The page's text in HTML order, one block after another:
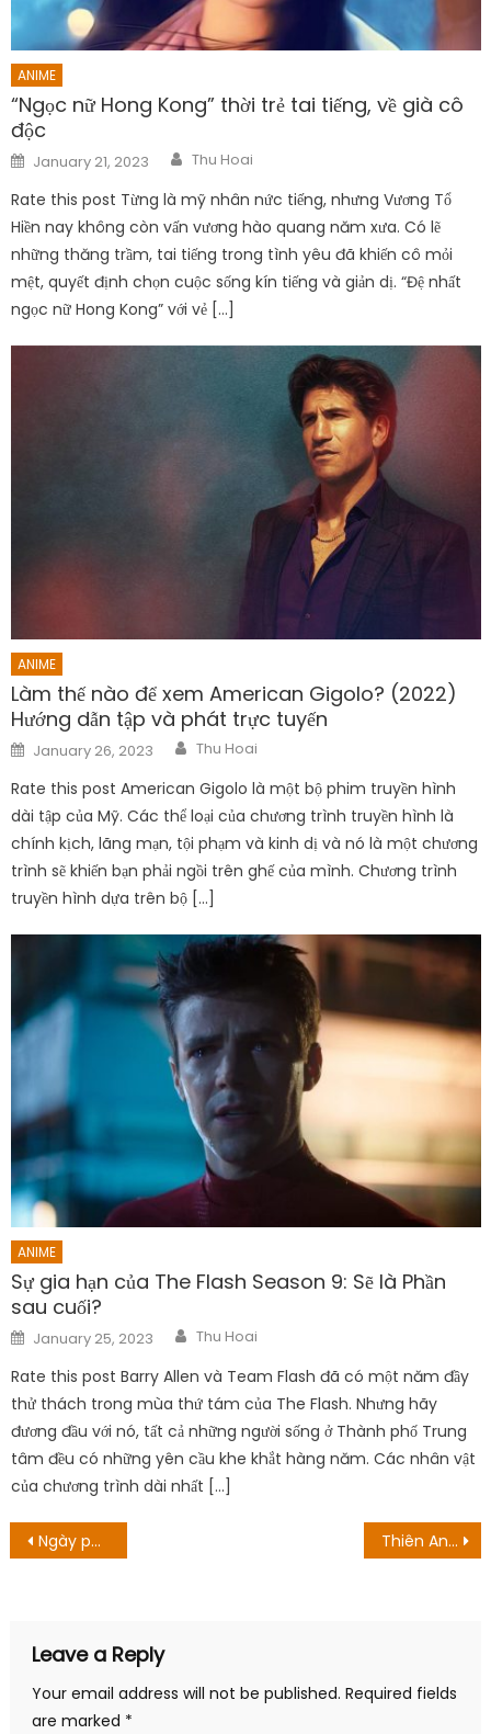
ANIME
“Ngọc nữ Hong Kong” thời trẻ tai tiếng, về già cô
độc
Posted
on
January 21, 2023 Author
Thu Hoai
Rate this post Từng là mỹ nhân nức tiếng, nhưng Vương Tổ
Hiền nay không còn vấn vương hào quang năm xưa. Có lẽ
những thăng trầm, tai tiếng trong tình yêu đã khiến cô mỏi
mệt, quyết định chọn cuộc sống kín tiếng và giản dị. “Đệ nhất
ngọc nữ Hong Kong” với vẻ […]
ANIME
Làm thế nào để xem American Gigolo? (2022)
Hướng dẫn tập và phát trực tuyến
Posted
on
January 26, 2023 Author
Thu Hoai
Rate this post American Gigolo là một bộ phim truyền hình
dài tập của Mỹ. Các thể loại của chương trình truyền hình là
chính kịch, lãng mạn, tội phạm và kinh dị và nó là một chương
trình sẽ khiến bạn phải ngồi trên ghế của mình. Chương trình
truyền hình dựa trên bộ […]
ANIME
Sự gia hạn của The Flash Season 9: Sẽ là Phần
sau cuối?
Posted
on
January 25, 2023 Author
Thu Hoai
Rate this post Barry Allen và Team Flash đã có một năm đầy
thử thách trong mùa thứ tám của The Flash. Nhưng hãy
đương đầu với nó, tất cả những người sống ở Thành phố Trung
tâm đều có những yên cầu khe khắt hàng năm. Các nhân vật
của chương trình dài nhất […]
Post
Ngày phát triển Anime Fuuto Pi: Phần tiếp theo của Kamen Rider W Thiên An diện váy cắt xẻ khoe vòng eo thon gọn trong họp báo
Leave a Reply
Your email address will not be published. Required fields
are marked *